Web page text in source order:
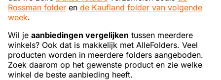
Rossman folder en de Kaufland folder van volgende
week.
Wil je aanbiedingen vergelijken tussen meerdere
winkels? Ook dat is makkelijk met AlleFolders. Veel
producten worden in meerdere folders aangeboden.
Zoek daarom op het gewenste product en zie welke
winkel de beste aanbieding heeft.